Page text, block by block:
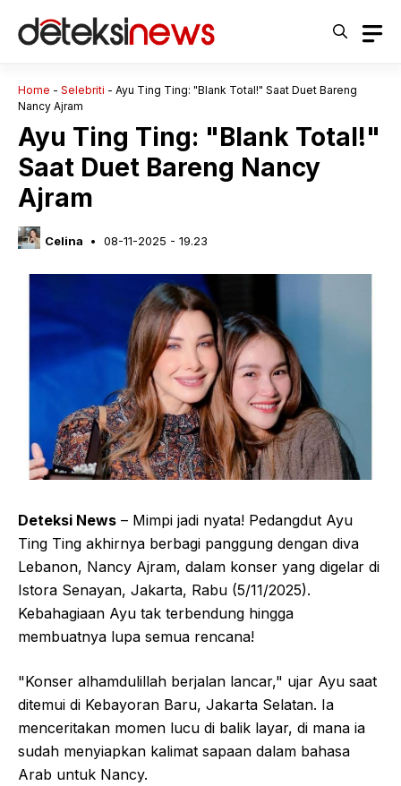
Home - Selebriti - Ayu Ting Ting: "Blank Total!" Saat Duet Bareng
Nancy Ajram
Ayu Ting Ting: "Blank Total!"
Saat Duet Bareng Nancy
Ajram
Celina 08-11-2025 - 19.23
Deteksi News – Mimpi jadi nyata! Pedangdut Ayu
Ting Ting akhirnya berbagi panggung dengan diva
Lebanon, Nancy Ajram, dalam konser yang digelar di
Istora Senayan, Jakarta, Rabu (5/11/2025).
Kebahagiaan Ayu tak terbendung hingga
membuatnya lupa semua rencana!
"Konser alhamdulillah berjalan lancar," ujar Ayu saat
ditemui di Kebayoran Baru, Jakarta Selatan. Ia
menceritakan momen lucu di balik layar, di mana ia
sudah menyiapkan kalimat sapaan dalam bahasa
Arab untuk Nancy.